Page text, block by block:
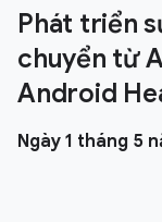
Phát triển
chuyển từ
Android
Ngày 1 tháng 5